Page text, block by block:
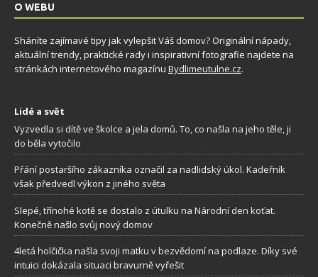
O WEBU
Sháníte zajímavé tipy jak vylepšit Váš domov? Originální nápady,
aktuální trendy, praktické rady i inspirativní fotografie najdete na
stránkách internetového magazínu Bydlimeutulne.cz.
Lidé a svět
Vyzvedla si dítě ve školce a jela domů. To, co našla na jeho těle, ji
do běla vytočilo
Přání postaršího zákazníka označil za nadlidský úkol. Kadeřník
však předvedl výkon z jiného světa
Slepé, třínohé kotě se dostalo z útulku na Národní den koťat.
Konečně našlo svůj nový domov
4letá holčička našla svoji matku v bezvědomí na podlaze. Díky své
intuici dokázala situaci bravurně vyřešit